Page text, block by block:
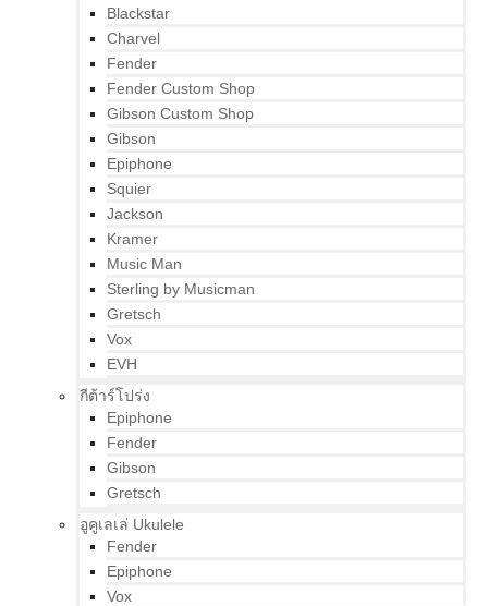
Blackstar
Charvel
Fender
Fender Custom Shop
Gibson Custom Shop
Gibson
Epiphone
Squier
Jackson
Kramer
Music Man
Sterling by Musicman
Gretsch
Vox
EVH
กีต้าร์โปร่ง
Epiphone
Fender
Gibson
Gretsch
อูคูเลเล่ Ukulele
Fender
Epiphone
Vox